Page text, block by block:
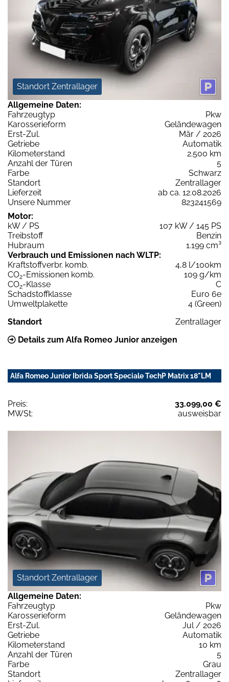
Standort Zentrallager
Allgemeine Daten:
Fahrzeugtyp
Pkw
Karosserieform
Geländewagen
Erst-Zul.
Mär / 2026
Getriebe
Automatik
Kilometerstand
2.500 km
Anzahl der Türen
5
Farbe
Schwarz
Standort
Zentrallager
Lieferzeit
ab ca. 12.08.2026
Unsere Nummer
823241569
Motor:
kW / PS
107 kW / 145 PS
Treibstoff
Benzin
Hubraum
1.199 cm³
Verbrauch und Emissionen nach WLTP:
Kraftstoffverbr. komb.
4,8 l/100km
CO2-Emissionen komb.
109 g/km
CO2-Klasse
C
Schadstoffklasse
Euro 6e
Umweltplakette
4 (Green)
Standort
Zentrallager
Details zum Alfa Romeo Junior anzeigen
Alfa Romeo Junior Ibrida Sport Speciale TechP Matrix 18"LM
Preis:
33.099,00 €
MWSt:
ausweisbar
Standort Zentrallager
Allgemeine Daten:
Fahrzeugtyp
Pkw
Karosserieform
Geländewagen
Erst-Zul.
Jul / 2026
Getriebe
Automatik
Kilometerstand
10 km
Anzahl der Türen
5
Farbe
Grau
Standort
Zentrallager